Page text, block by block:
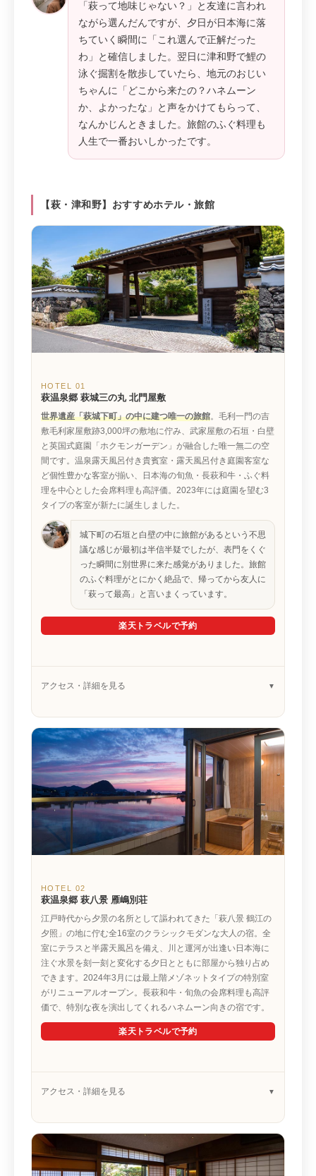
「萩って地味じゃない？」と友達に言われ
ながら選んだんですが、夕日が日本海に落
ちていく瞬間に「これ選んで正解だった
わ」と確信しました。翌日に津和野で鯉の
泳ぐ掘割を散歩していたら、地元のおじい
ちゃんに「どこから来たの？ハネムーン
か、よかったな」と声をかけてもらって、
なんかじんときました。旅館のふぐ料理も
人生で一番おいしかったです。
【萩・津和野】おすすめホテル・旅館
HOTEL 01
萩温泉郷 萩城三の丸 北門屋敷
世界遺産「萩城下町」の中に建つ唯一の旅館。毛利一門の吉
敷毛利家屋敷跡3,000坪の敷地に佇み、武家屋敷の石垣・白壁
と英国式庭園「ホクモンガーデン」が融合した唯一無二の空
間です。温泉露天風呂付き貴賓室・露天風呂付き庭園客室な
ど個性豊かな客室が揃い、日本海の旬魚・長萩和牛・ふぐ料
理を中心とした会席料理も高評価。2023年には庭園を望む3
タイプの客室が新たに誕生しました。
城下町の石垣と白壁の中に旅館があるという不思
議な感じが最初は半信半疑でしたが、表門をくぐ
った瞬間に別世界に来た感覚がありました。旅館
のふぐ料理がとにかく絶品で、帰ってから友人に
「萩って最高」と言いまくっています。
楽天トラベルで予約
アクセス・詳細を見る
HOTEL 02
萩温泉郷 萩八景 雁嶋別荘
江戸時代から夕景の名所として謳われてきた「萩八景 鶴江の
夕照」の地に佇む全16室のクラシックモダンな大人の宿。全
室にテラスと半露天風呂を備え、川と運河が出逢い日本海に
注ぐ水景を刻一刻と変化する夕日とともに部屋から独り占め
できます。2024年3月には最上階メゾネットタイプの特別室
がリニューアルオープン。長萩和牛・旬魚の会席料理も高評
価で、特別な夜を演出してくれるハネムーン向きの宿です。
楽天トラベルで予約
アクセス・詳細を見る